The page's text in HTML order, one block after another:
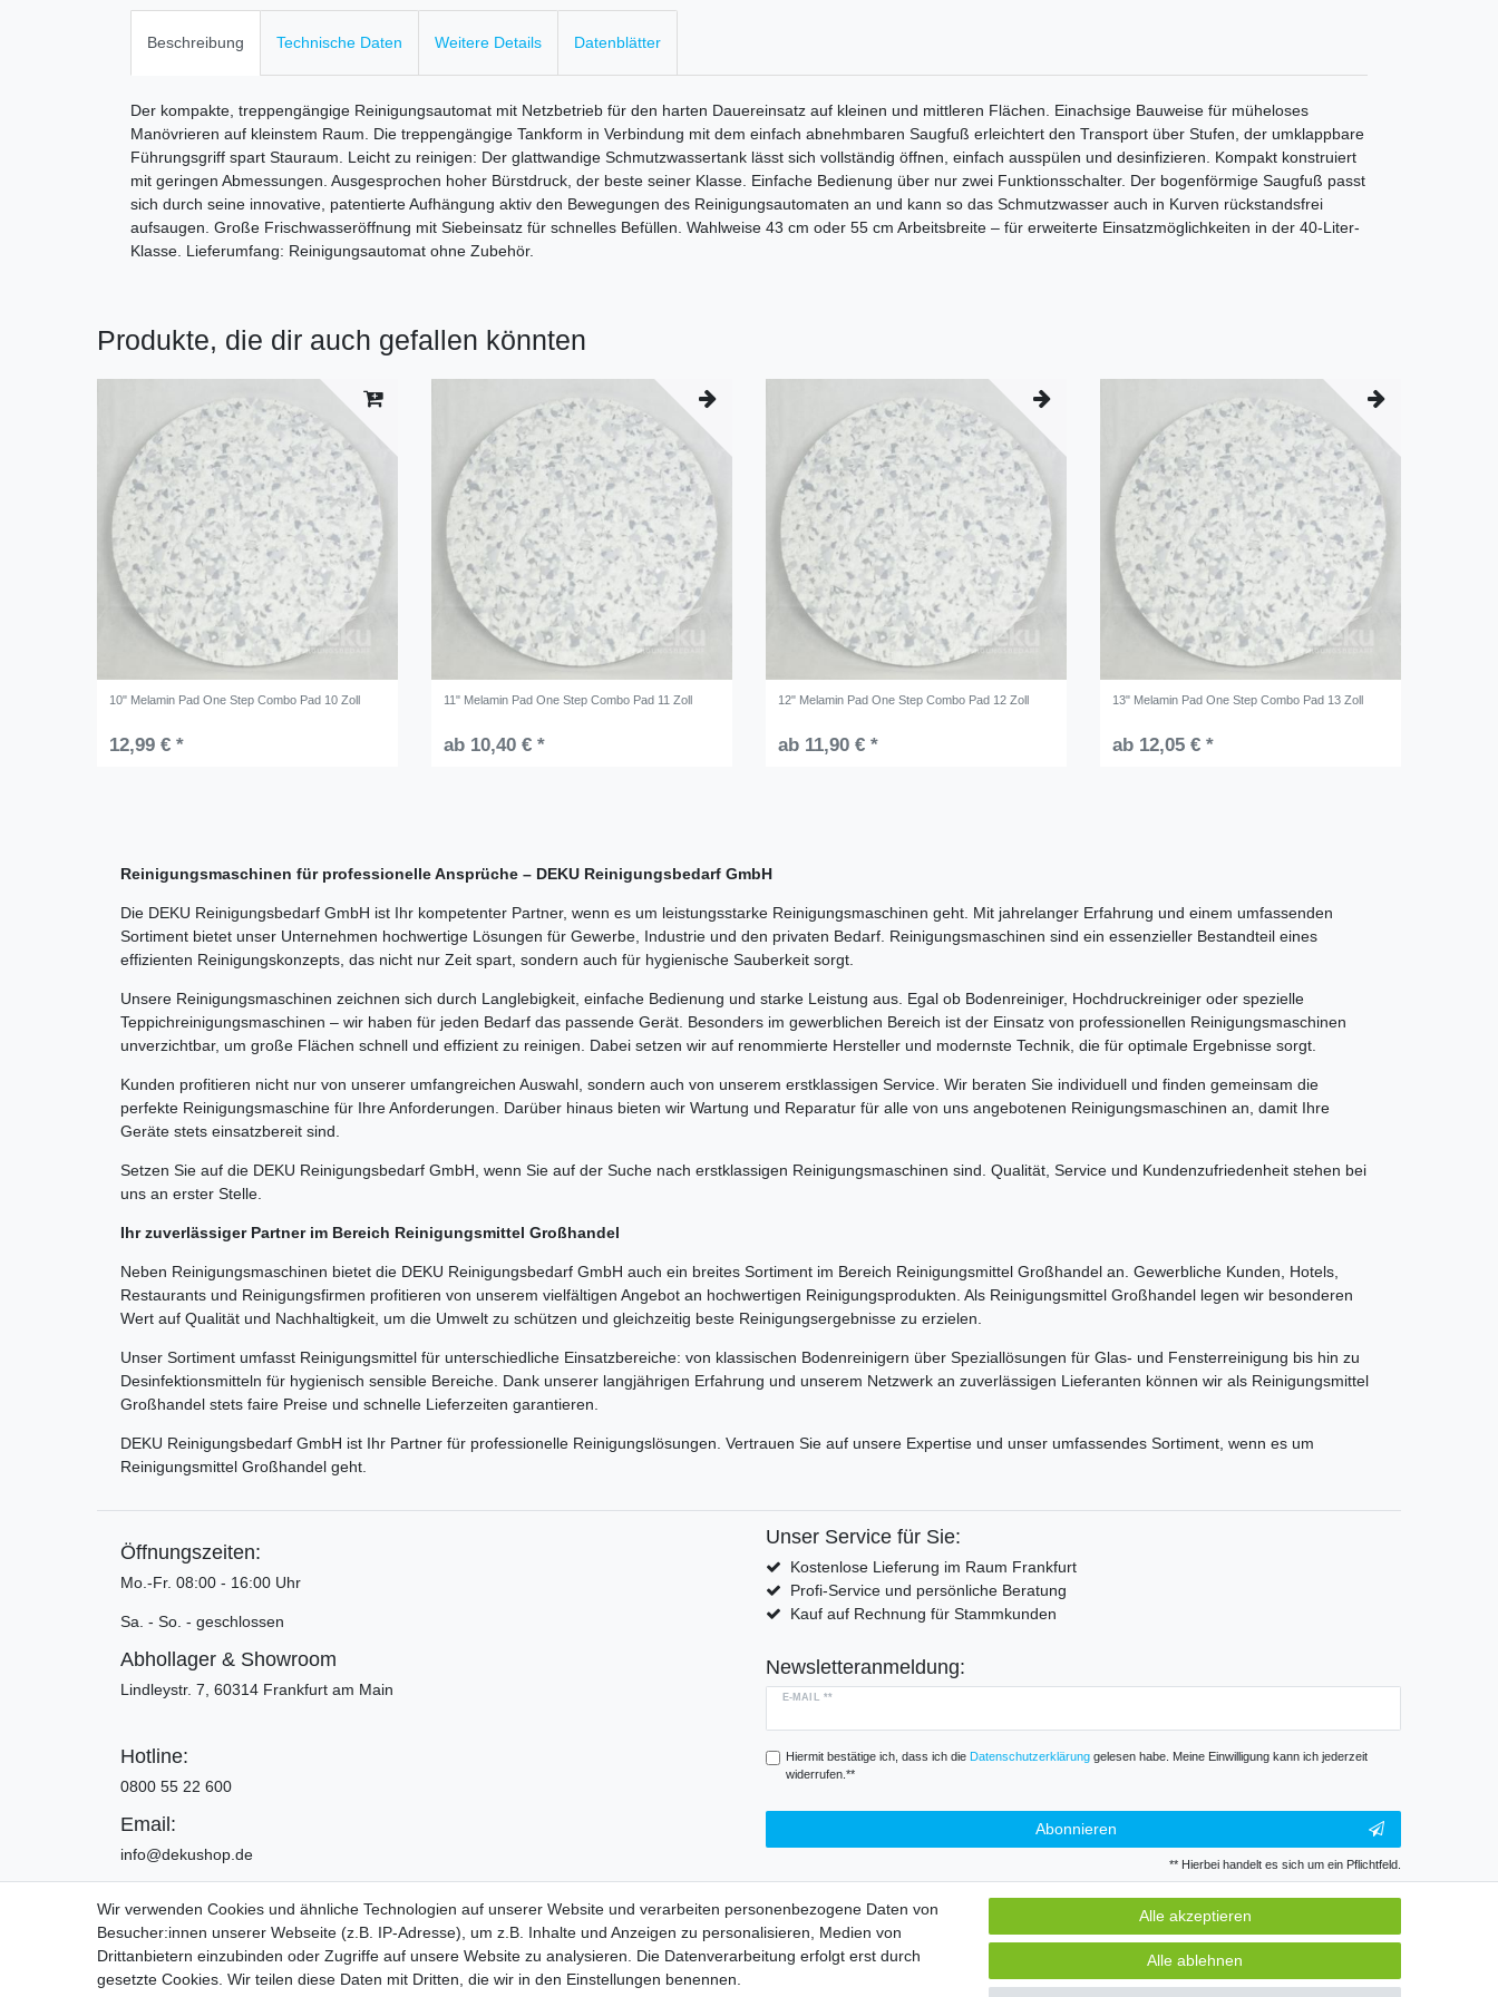
Beschreibung Technische Daten Weitere Details Datenblätter
Der kompakte, treppengängige Reinigungsautomat mit Netzbetrieb für den harten Dauereinsatz auf kleinen und mittleren Flächen. Einachsige Bauweise für müheloses
Manövrieren auf kleinstem Raum. Die treppengängige Tankform in Verbindung mit dem einfach abnehmbaren Saugfuß erleichtert den Transport über Stufen, der umklappbare
Führungsgriff spart Stauraum. Leicht zu reinigen: Der glattwandige Schmutzwassertank lässt sich vollständig öffnen, einfach ausspülen und desinfizieren. Kompakt konstruiert
mit geringen Abmessungen. Ausgesprochen hoher Bürstdruck, der beste seiner Klasse. Einfache Bedienung über nur zwei Funktionsschalter. Der bogenförmige Saugfuß passt
sich durch seine innovative, patentierte Aufhängung aktiv den Bewegungen des Reinigungsautomaten an und kann so das Schmutzwasser auch in Kurven rückstandsfrei
aufsaugen. Große Frischwasseröffnung mit Siebeinsatz für schnelles Befüllen. Wahlweise 43 cm oder 55 cm Arbeitsbreite – für erweiterte Einsatzmöglichkeiten in der 40-Liter-
Klasse. Lieferumfang: Reinigungsautomat ohne Zubehör.
Produkte, die dir auch gefallen könnten
10" Melamin Pad One Step Combo Pad 10 Zoll
12,99 € *
11" Melamin Pad One Step Combo Pad 11 Zoll
ab 10,40 € *
12" Melamin Pad One Step Combo Pad 12 Zoll
ab 11,90 € *
13" Melamin Pad One Step Combo Pad 13 Zoll
ab 12,05 € *
Reinigungsmaschinen für professionelle Ansprüche – DEKU Reinigungsbedarf GmbH
Die DEKU Reinigungsbedarf GmbH ist Ihr kompetenter Partner, wenn es um leistungsstarke Reinigungsmaschinen geht. Mit jahrelanger Erfahrung und einem umfassenden
Sortiment bietet unser Unternehmen hochwertige Lösungen für Gewerbe, Industrie und den privaten Bedarf. Reinigungsmaschinen sind ein essenzieller Bestandteil eines
effizienten Reinigungskonzepts, das nicht nur Zeit spart, sondern auch für hygienische Sauberkeit sorgt.
Unsere Reinigungsmaschinen zeichnen sich durch Langlebigkeit, einfache Bedienung und starke Leistung aus. Egal ob Bodenreiniger, Hochdruckreiniger oder spezielle
Teppichreinigungsmaschinen – wir haben für jeden Bedarf das passende Gerät. Besonders im gewerblichen Bereich ist der Einsatz von professionellen Reinigungsmaschinen
unverzichtbar, um große Flächen schnell und effizient zu reinigen. Dabei setzen wir auf renommierte Hersteller und modernste Technik, die für optimale Ergebnisse sorgt.
Kunden profitieren nicht nur von unserer umfangreichen Auswahl, sondern auch von unserem erstklassigen Service. Wir beraten Sie individuell und finden gemeinsam die
perfekte Reinigungsmaschine für Ihre Anforderungen. Darüber hinaus bieten wir Wartung und Reparatur für alle von uns angebotenen Reinigungsmaschinen an, damit Ihre
Geräte stets einsatzbereit sind.
Setzen Sie auf die DEKU Reinigungsbedarf GmbH, wenn Sie auf der Suche nach erstklassigen Reinigungsmaschinen sind. Qualität, Service und Kundenzufriedenheit stehen bei
uns an erster Stelle.
Ihr zuverlässiger Partner im Bereich Reinigungsmittel Großhandel
Neben Reinigungsmaschinen bietet die DEKU Reinigungsbedarf GmbH auch ein breites Sortiment im Bereich Reinigungsmittel Großhandel an. Gewerbliche Kunden, Hotels,
Restaurants und Reinigungsfirmen profitieren von unserem vielfältigen Angebot an hochwertigen Reinigungsprodukten. Als Reinigungsmittel Großhandel legen wir besonderen
Wert auf Qualität und Nachhaltigkeit, um die Umwelt zu schützen und gleichzeitig beste Reinigungsergebnisse zu erzielen.
Unser Sortiment umfasst Reinigungsmittel für unterschiedliche Einsatzbereiche: von klassischen Bodenreinigern über Speziallösungen für Glas- und Fensterreinigung bis hin zu
Desinfektionsmitteln für hygienisch sensible Bereiche. Dank unserer langjährigen Erfahrung und unserem Netzwerk an zuverlässigen Lieferanten können wir als Reinigungsmittel
Großhandel stets faire Preise und schnelle Lieferzeiten garantieren.
DEKU Reinigungsbedarf GmbH ist Ihr Partner für professionelle Reinigungslösungen. Vertrauen Sie auf unsere Expertise und unser umfassendes Sortiment, wenn es um
Reinigungsmittel Großhandel geht.
Öffnungszeiten:
Mo.-Fr. 08:00 - 16:00 Uhr
Sa. - So. - geschlossen
Abhollager & Showroom
Lindleystr. 7, 60314 Frankfurt am Main
Hotline:
0800 55 22 600
Email:
info@dekushop.de
Unser Service für Sie:
Kostenlose Lieferung im Raum Frankfurt
Profi-Service und persönliche Beratung
Kauf auf Rechnung für Stammkunden
Newsletteranmeldung:
E-MAIL **
Hiermit bestätige ich, dass ich die Daten­schutz­erklärunggelesen habe. Meine Einwilligung kann ich jederzeit
widerrufen.**
Abonnieren
** Hierbei handelt es sich um ein Pflichtfeld.
Widerrufs­recht Widerrufs­formular Impressum Daten­schutz­erklärung AGB Kontakt
Wir verwenden Cookies und ähnliche Technologien auf unserer Website und verarbeiten personenbezogene Daten von
Besucher:innen unserer Webseite (z.B. IP-Adresse), um z.B. Inhalte und Anzeigen zu personalisieren, Medien von
Drittanbietern einzubinden oder Zugriffe auf unsere Website zu analysieren. Die Datenverarbeitung erfolgt erst durch
gesetzte Cookies. Wir teilen diese Daten mit Dritten, die wir in den Einstellungen benennen.
Alle akzeptieren
Alle ablehnen